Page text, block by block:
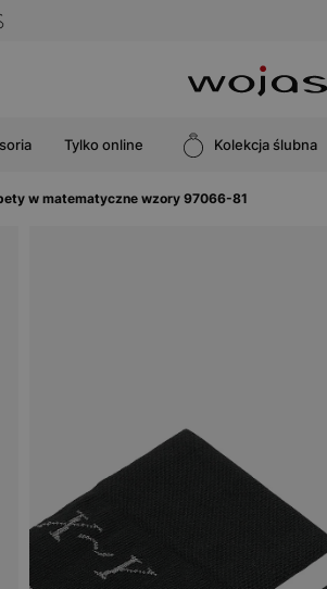
Tylko online Kolekcja ślubna
w matematyczne wzory 97066-81